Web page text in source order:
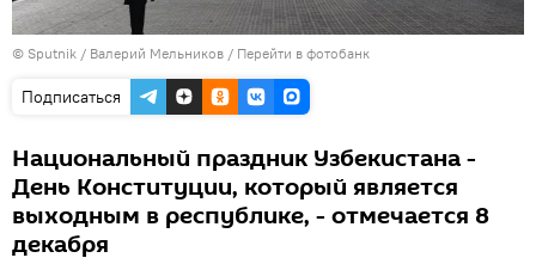
© Sputnik / Валерий Мельников / Перейти в фотобанк
Подписаться
Национальный праздник Узбекистана -
День Конституции, который является
выходным в республике, - отмечается 8
декабря